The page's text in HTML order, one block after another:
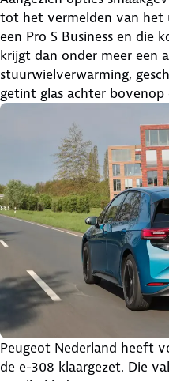
tot het vermelden van het
een Pro S Business en die
krijgt dan onder meer een
stuurwielverwarming,
getint glas achter
Peugeot Nederland heeft
de e-308 klaargezet. Die